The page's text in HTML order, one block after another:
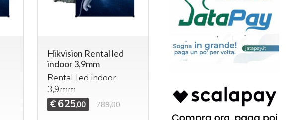
Hikvision Rental led
indoor 3,9mm
Rental led indoor
3,9mm
€ 625,00 789,00